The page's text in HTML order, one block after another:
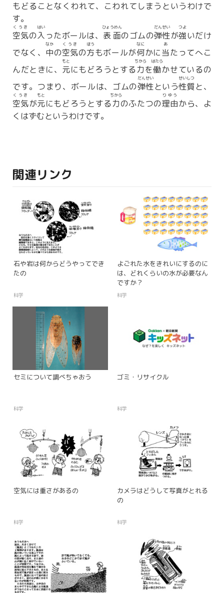
もどることなくわれて、こわれてしまうというわけで
す。
空気
くうき
の入
はい
ったボールは、 表面
ひょうめん
のゴムの弾性
だんせい
が強
つよ
いだけ
でなく、 中
なか
の空気
くうき
の方
ほう
もボールが何
なに
かに当
あ
たってへこ
んだときに、 元
もと
にもどろうとする力
ちから
を働
はたら
かせているの
です。つまり、ボールは、ゴムの弾性
だんせい
という性質
せいしつ
と、
空気
くうき
が元
もと
にもどろうとする力
ちから
のふたつの理由
りゆう
から、よ
くはずむというわけです。
関連リンク
石や岩は何からどうやってでき
たの
科学
よごれた水をきれいにするのに
は、どれくらいの水が必要なん
ですか？
科学
セミについて調べちゃおう
科学
ゴミ・リサイクル
科学
空気には重さがあるの
科学
カメラはどうして写真がとれる
の
科学